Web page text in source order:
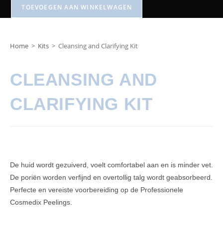
TOEVOEGEN AAN WINKELWAGEN
Home > Kits > Cleansing and Clarifying Kit
CLEANSING AND
CLARIFYING KIT
De huid wordt gezuiverd, voelt comfortabel aan en is minder vet.
De poriën worden verfijnd en overtollig talg wordt geabsorbeerd.
Perfecte en vereiste voorbereiding op de Professionele
Cosmedix Peelings.